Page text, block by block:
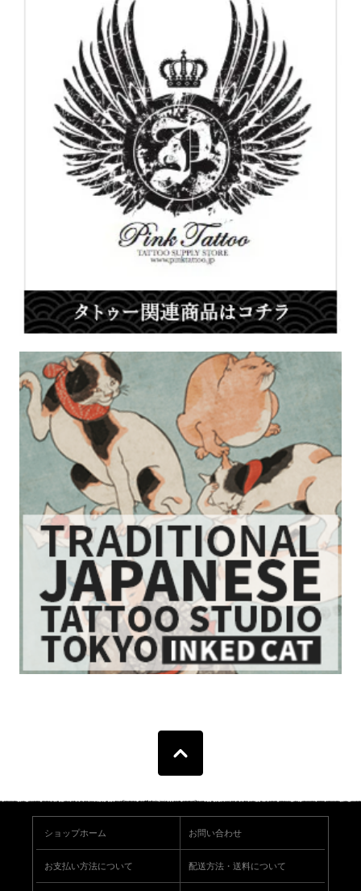
ショップホーム お問い合わせ
お支払い方法について 配送方法・送料について